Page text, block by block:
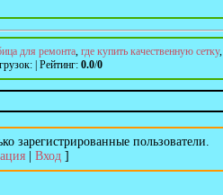
для ремонта, где купить качественную сетку,
: Рейтинг: 0.0/0
зарегистрированные пользователи.
| Вход]